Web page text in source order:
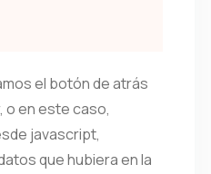
el botón de atrás
o en este caso,
javascript,
que hubiera en la